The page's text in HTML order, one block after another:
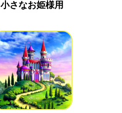
小さなお姫様用